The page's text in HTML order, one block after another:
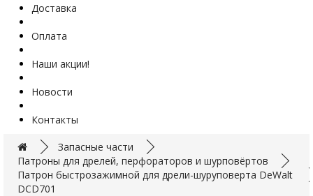
Доставка
Оплата
Наши акции!
Новости
Контакты
Запасные части
Патроны для дрелей, перфораторов и шурповёртов
Патрон быстрозажимной для дрели-шуруповерта DeWalt
DCD701